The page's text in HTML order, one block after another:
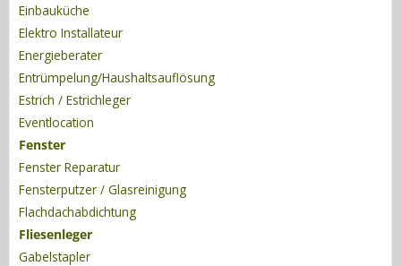
Einbauküche
Elektro Installateur
Energieberater
Entrümpelung/Haushaltsauflösung
Estrich / Estrichleger
Eventlocation
Fenster
Fenster Reparatur
Fensterputzer / Glasreinigung
Flachdachabdichtung
Fliesenleger
Gabelstapler